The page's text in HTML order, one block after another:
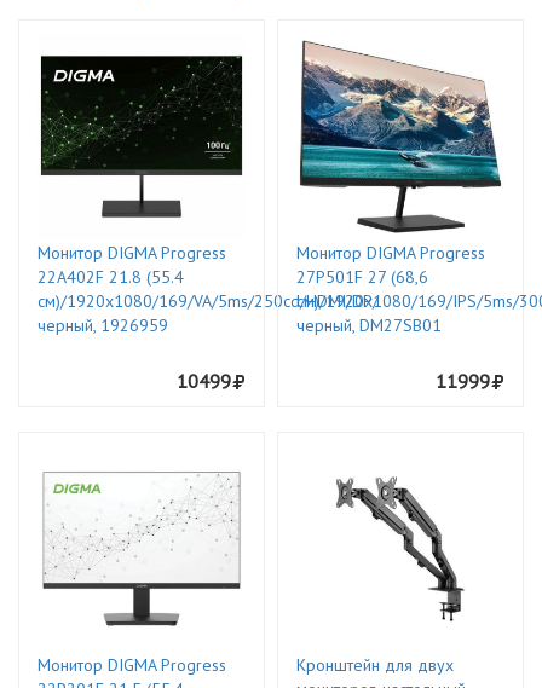
Монитор DIGMA Progress
22A402F 21.8 (55.4
см)/1920x1080/169/VA/5ms/250cd/HDMI/DP/
черный, 1926959
10499
Монитор DIGMA Progress
27P501F 27 (68,6
см)/1920х1080/169/IPS/5ms/
черный, DM27SB01
11999
Монитор DIGMA Progress
Кронштейн для двух